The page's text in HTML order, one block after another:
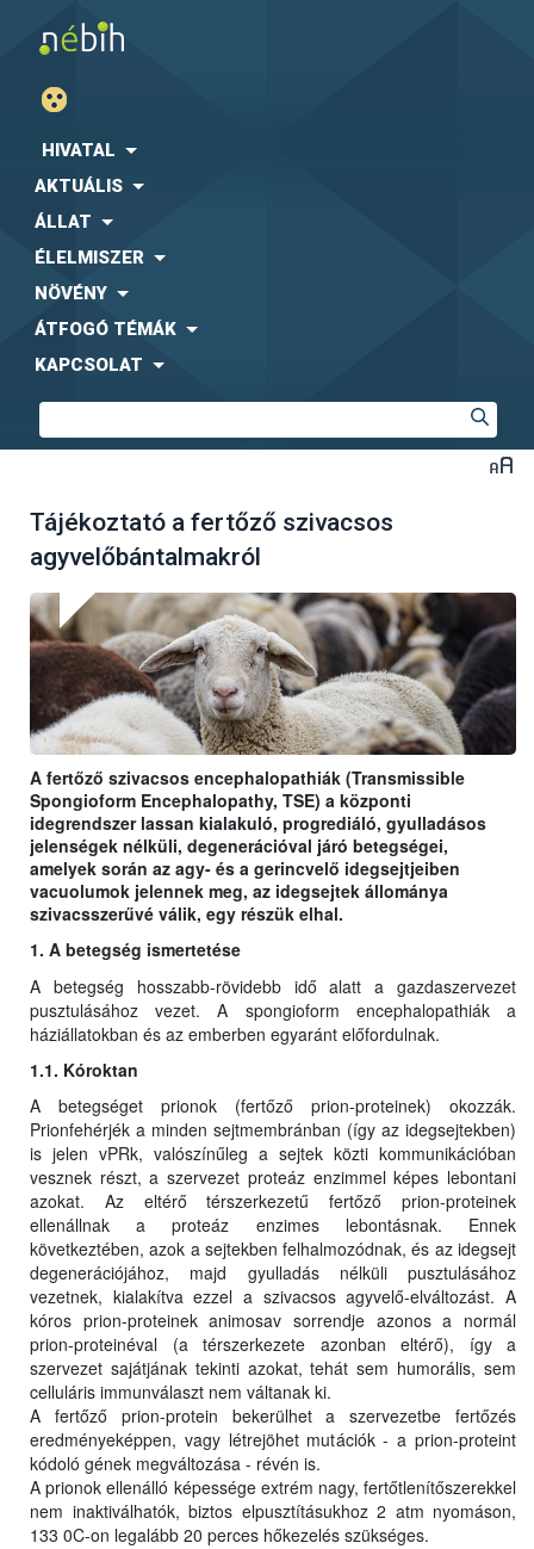
HIVATAL
AKTUÁLIS
ÁLLAT
ÉLELMISZER
NÖVÉNY
ÁTFOGÓ TÉMÁK
KAPCSOLAT
Tájékoztató a fertőző szivacsos
agyvelőbántalmakról
A fertőző szivacsos encephalopathiák (Transmissible
Spongioform Encephalopathy, TSE) a központi
idegrendszer lassan kialakuló, progrediáló, gyulladásos
jelenségek nélküli, degenerációval járó betegségei,
amelyek során az agy- és a gerincvelő idegsejtjeiben
vacuolumok jelennek meg, az idegsejtek állománya
szivacsszerűvé válik, egy részük elhal.
1. A betegség ismertetése
A betegség hosszabb-rövidebb idő alatt a gazdaszervezet
pusztulásához vezet. A spongioform encephalopathiák a
háziállatokban és az emberben egyaránt előfordulnak.
1.1. Kóroktan
A betegséget prionok (fertőző prion-proteinek) okozzák.
Prionfehérjék a minden sejtmembránban (így az idegsejtekben)
is jelen vPRk, valószínűleg a sejtek közti kommunikációban
vesznek részt, a szervezet proteáz enzimmel képes lebontani
azokat. Az eltérő térszerkezetű fertőző prion-proteinek
ellenállnak a proteáz enzimes lebontásnak. Ennek
következtében, azok a sejtekben felhalmozódnak, és az idegsejt
degenerációjához, majd gyulladás nélküli pusztulásához
vezetnek, kialakítva ezzel a szivacsos agyvelő-elváltozást. A
kóros prion-proteinek animosav sorrendje azonos a normál
prion-proteinéval (a térszerkezete azonban eltérő), így a
szervezet sajátjának tekinti azokat, tehát sem humorális, sem
celluláris immunválaszt nem váltanak ki.
A fertőző prion-protein bekerülhet a szervezetbe fertőzés
eredményeképpen, vagy létrejöhet mutációk - a prion-proteint
kódoló gének megváltozása - révén is.
A prionok ellenálló képessége extrém nagy, fertőtlenítőszerekkel
nem inaktiválhatók, biztos elpusztításukhoz 2 atm nyomáson,
133 0C-on legalább 20 perces hőkezelés szükséges.